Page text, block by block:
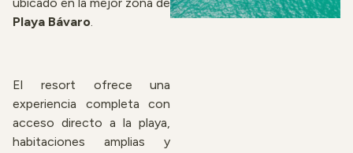
Playa Bávaro.
El resort ofrece una
experiencia completa con
acceso directo a la playa,
habitaciones amplias y